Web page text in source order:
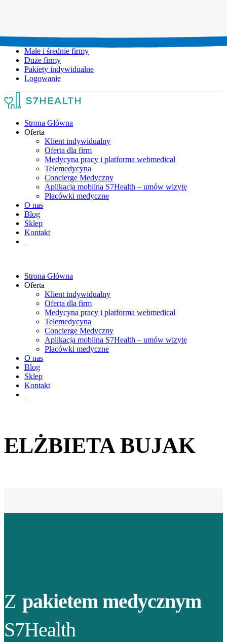
Małe i średnie firmy
Duże firmy
Pakiety indywidualne
Logowanie
Strona Główna
Oferta
Klient indywidualny
Oferta dla firm
Medycyna pracy i platforma webmedical
Telemedycyna
Concierge Medyczny
Aplikacja mobilna S7Health – umów wizytę
Placówki medyczne
O nas
Blog
Sklep
Kontakt
Strona Główna
Oferta
Klient indywidualny
Oferta dla firm
Medycyna pracy i platforma webmedical
Telemedycyna
Concierge Medyczny
Aplikacja mobilna S7Health – umów wizytę
Placówki medyczne
O nas
Blog
Sklep
Kontakt
ELŻBIETA BUJAK
Z pakietem medycznym
S7Health